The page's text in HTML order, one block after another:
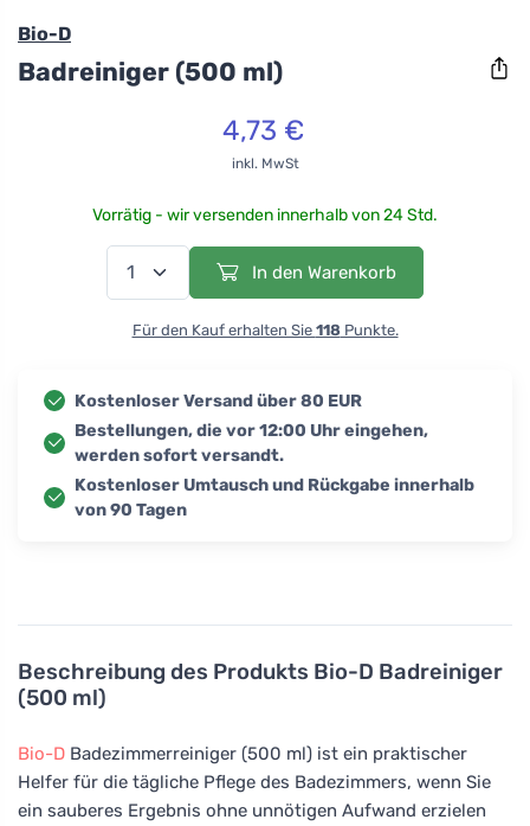
Beschreibung des Produkts Bio-D Badreiniger
(500 ml)
Bio-D Badezimmerreiniger (500 ml) ist ein praktischer
Helfer für die tägliche Pflege des Badezimmers, wenn Sie
ein sauberes Ergebnis ohne unnötigen Aufwand erzielen
Bio-D
Badreiniger (500 ml)
4,73 €
inkl. MwSt
Vorrätig - wir versenden innerhalb von 24 Std.
In den Warenkorb
Für den Kauf erhalten Sie 118Punkte.
Kostenloser Versand über 80 EUR
Bestellungen, die vor 12:00 Uhr eingehen,
werden sofort versandt.
Kostenloser Umtausch und Rückgabe innerhalb
von 90 Tagen